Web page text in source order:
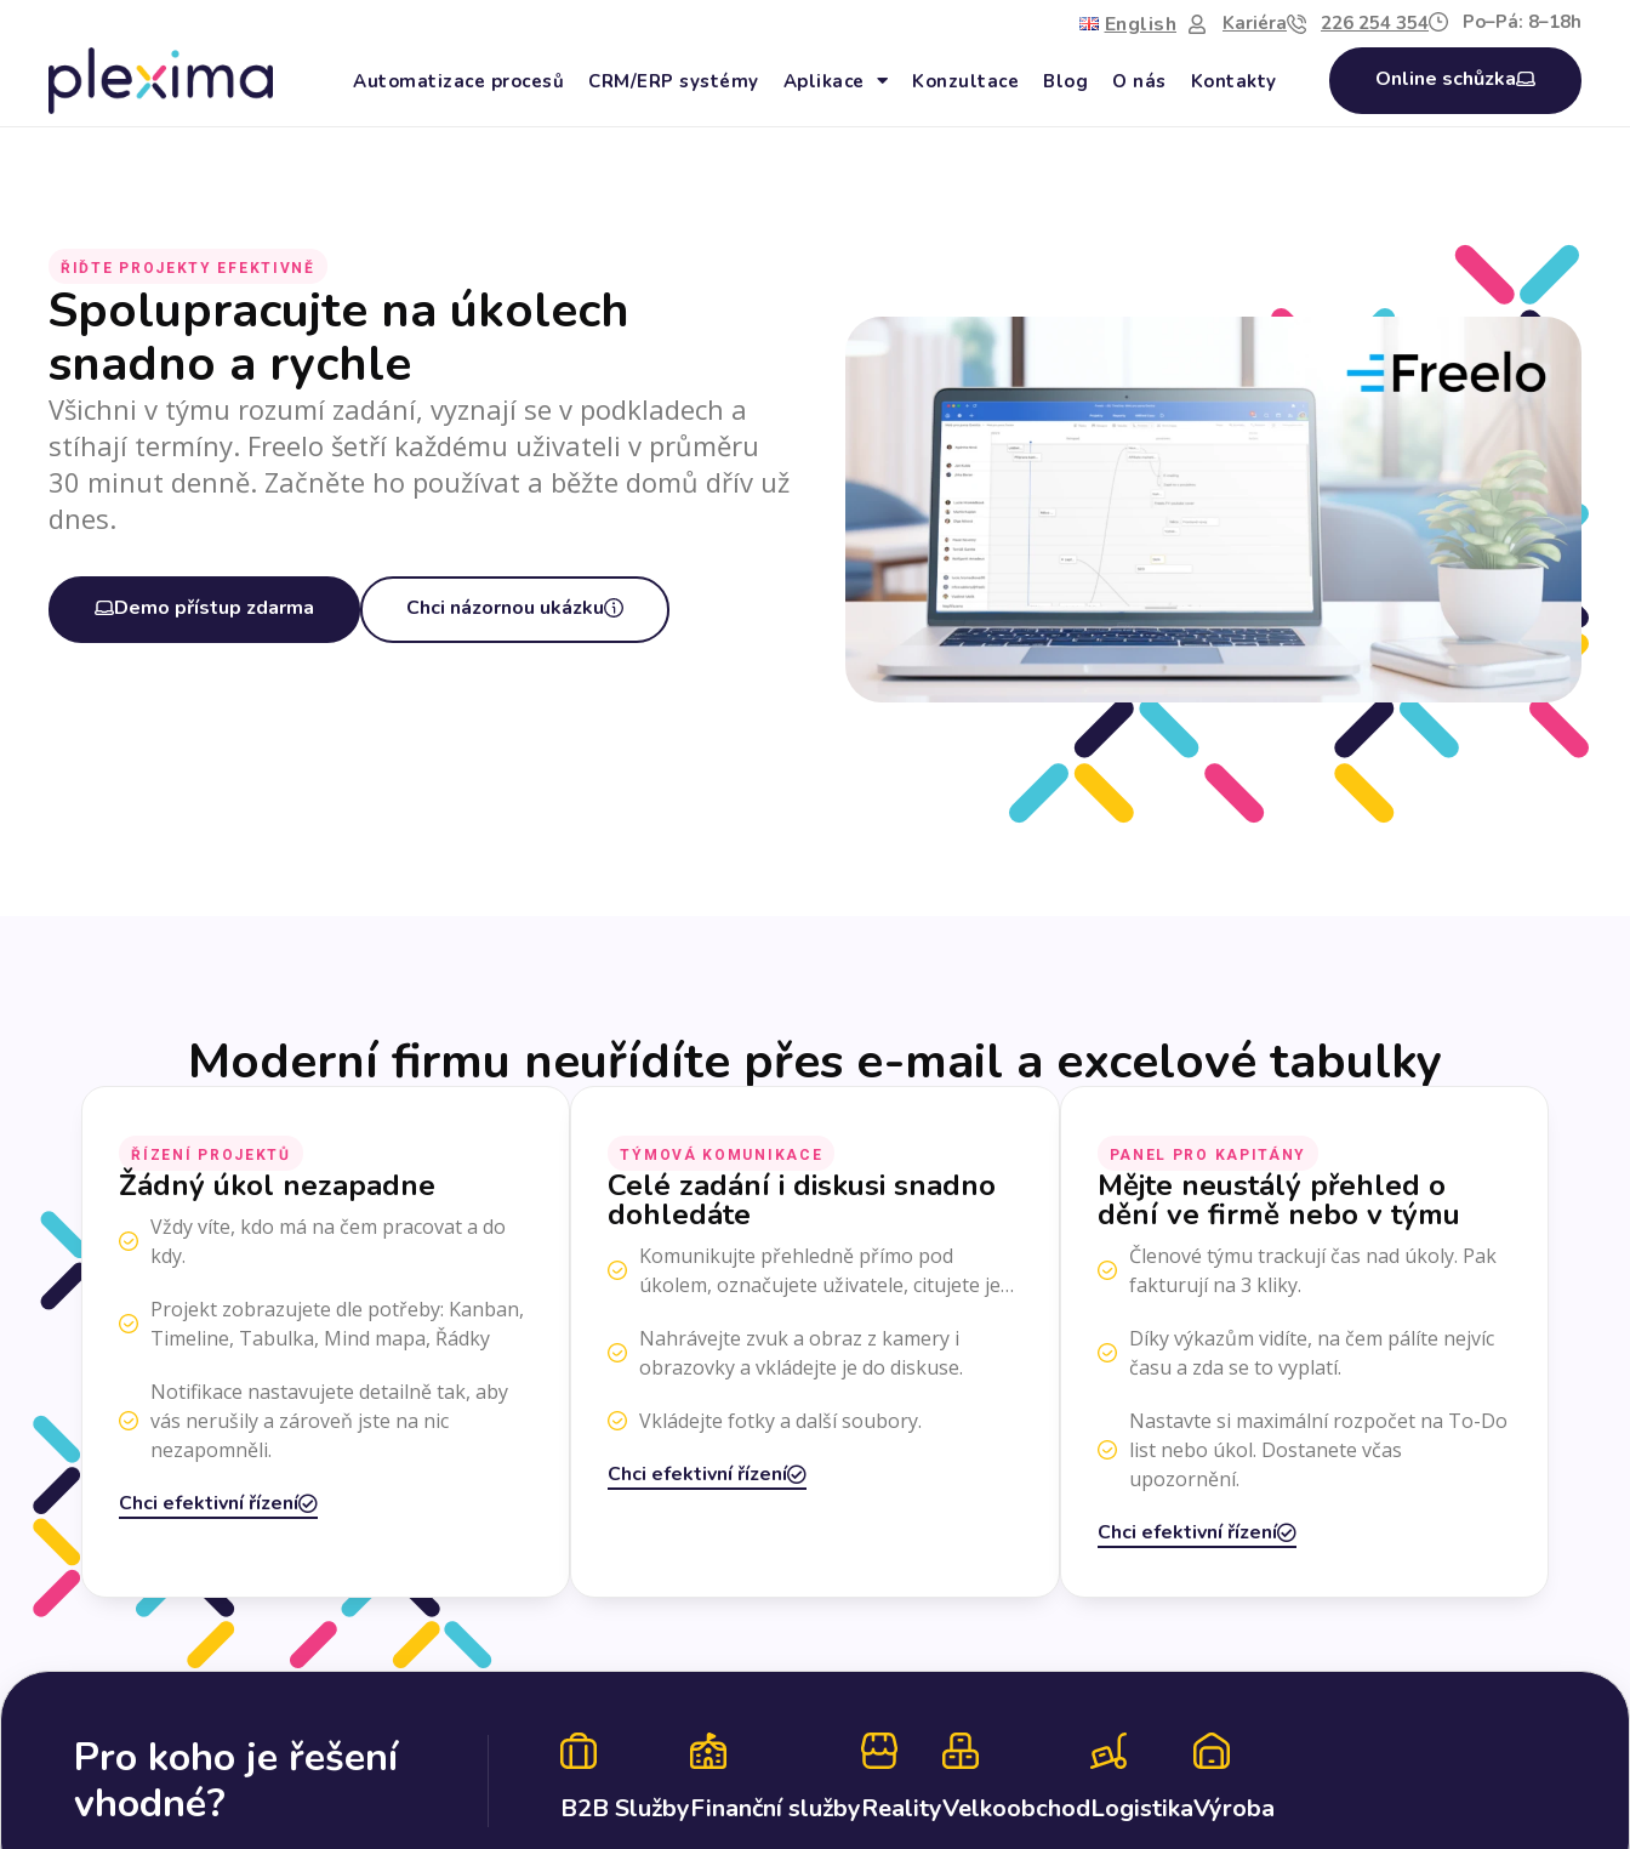
English Kariéra 226 254 354 Po–Pá: 8–18h
Automatizace procesů CRM/ERP systémy Aplikace Konzultace Blog O nás Kontakty Online schůzka
ŘIĎTE PROJEKTY EFEKTIVNĚ
Spolupracujte na úkolech
snadno a rychle
Všichni v týmu rozumí zadání, vyznají se v podkladech a
stíhají termíny. Freelo šetří každému uživateli v průměru
30 minut denně. Začněte ho používat a běžte domů dřív už
dnes.
Demo přístup zdarma Chci názornou ukázku
Moderní firmu neuřídíte přes e-mail a excelové tabulky
ŘÍZENÍ PROJEKTŮ
Žádný úkol nezapadne
Vždy víte, kdo má na čem pracovat a do
kdy.
Projekt zobrazujete dle potřeby: Kanban,
Timeline, Tabulka, Mind mapa, Řádky
Notifikace nastavujete detailně tak, aby
vás nerušily a zároveň jste na nic
nezapomněli.
Chci efektivní řízení
TÝMOVÁ KOMUNIKACE
Celé zadání i diskusi snadno
dohledáte
Komunikujte přehledně přímo pod
úkolem, označujete uživatele, citujete je…
Nahrávejte zvuk a obraz z kamery i
obrazovky a vkládejte je do diskuse.
Vkládejte fotky a další soubory.
Chci efektivní řízení
PANEL PRO KAPITÁNY
Mějte neustálý přehled o
dění ve firmě nebo v týmu
Členové týmu trackují čas nad úkoly. Pak
fakturují na 3 kliky.
Díky výkazům vidíte, na čem pálíte nejvíc
času a zda se to vyplatí.
Nastavte si maximální rozpočet na To-Do
list nebo úkol. Dostanete včas
upozornění.
Chci efektivní řízení
Pro koho je řešení
vhodné?
B2B SlužbyFinanční službyRealityVelkoobchodLogistikaVýroba